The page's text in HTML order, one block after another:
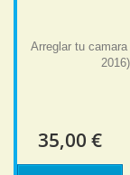
Arreglar tu
35,00 €